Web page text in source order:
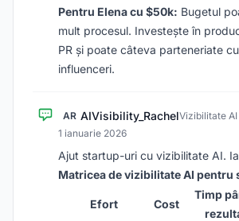
Pentru Elena cu $50k: Bugetul
mult procesul. Investește în
PR și poate câteva parteneriate
influenceri.
AR AIVisibility_RachelVizibilitate
1 ianuarie 2026
Ajut startup-uri cu vizibilitate AI.
Matricea de vizibilitate AI
Efort Cost
Timp